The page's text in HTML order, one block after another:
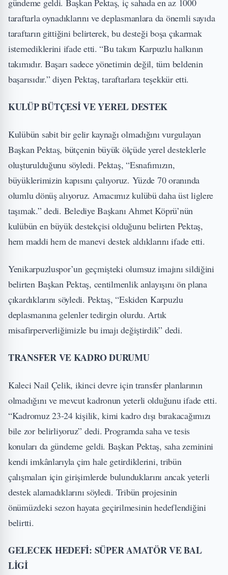
taraftarla oynadıklarını ve deplasmanlara da önemli sayıda
taraftarın gittiğini belirterek, bu desteği boşa çıkarmak
istemediklerini ifade etti. “Bu takım Karpuzlu halkının
takımıdır. Başarı sadece yönetimin değil, tüm beldenin
başarısıdır.” diyen Pektaş, taraftarlara teşekkür etti.
KULÜP BÜTÇESİ VE YEREL DESTEK
Kulübün sabit bir gelir kaynağı olmadığını vurgulayan
Başkan Pektaş, bütçenin büyük ölçüde yerel desteklerle
oluşturulduğunu söyledi. Pektaş, “Esnafımızın,
büyüklerimizin kapısını çalıyoruz. Yüzde 70 oranında
olumlu dönüş alıyoruz. Amacımız kulübü daha üst liglere
taşımak.” dedi. Belediye Başkanı Ahmet Köprü’nün
kulübün en büyük destekçisi olduğunu belirten Pektaş,
hem maddi hem de manevi destek aldıklarını ifade etti.
Yenikarpuzluspor’un geçmişteki olumsuz imajını sildiğini
belirten Başkan Pektaş, centilmenlik anlayışını ön plana
çıkardıklarını söyledi. Pektaş, “Eskiden Karpuzlu
deplasmanına gelenler tedirgin olurdu. Artık
misafirperverliğimizle bu imajı değiştirdik” dedi.
TRANSFER VE KADRO DURUMU
Kaleci Nail Çelik, ikinci devre için transfer planlarının
olmadığını ve mevcut kadronun yeterli olduğunu ifade etti.
“Kadromuz 23-24 kişilik, kimi kadro dışı bırakacağımızı
bile zor belirliyoruz” dedi. Programda saha ve tesis
konuları da gündeme geldi. Başkan Pektaş, saha zeminini
kendi imkânlarıyla çim hale getirdiklerini, tribün
çalışmaları için girişimlerde bulunduklarını ancak yeterli
destek alamadıklarını söyledi. Tribün projesinin
önümüzdeki sezon hayata geçirilmesinin hedeflendiğini
belirtti.
GELECEK HEDEFİ: SÜPER AMATÖR VE BAL
LİGİ